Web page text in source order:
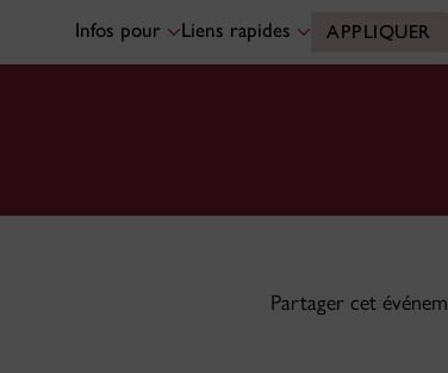
Infos pour Liens rapides APPLIQUER
Partager cet